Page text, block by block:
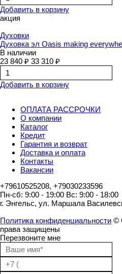
Добавить в корзину
акция
Духовки
Духовка эл Oasis making
В наличии
23 840 ₽ 33 310 ₽
Добавить в корзину
ОПЛАТА РАССРОЧКИ
О компании
Каталог
Кредит
Гарантия и возврат
Доставка и оплата
Контакты
Вакансии
+79610525208, +79030233596
Пн-сб: 9:00 - 19:00 Вс: 9:00 - 18:00
г. Энгельс, ул. Маршала
Политика конфиденциальности ©
права защищены
Перезвоните мне